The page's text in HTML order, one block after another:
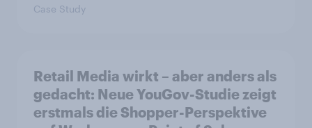
Case Study
Retail Media wirkt – aber anders als
gedacht: Neue YouGov-Studie zeigt
erstmals die Shopper-Perspektive